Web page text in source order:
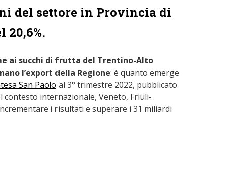
del settore in Provincia di
ai succhi di frutta del Trentino-Alto
l’export della Regione: è quanto emerge
San Paolo al 3° trimestre 2022, pubblicato
contesto internazionale, Veneto, Friuli-
i risultati e superare i 31 miliardi